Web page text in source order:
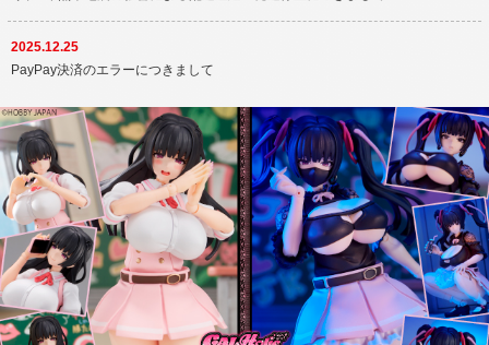
2025.12.25
PayPay決済のエラーにつきまして